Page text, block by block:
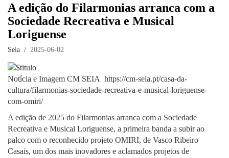
A edição do Filarmonias arranca com a
Sociedade Recreativa e Musical
Loriguense
Seia / 2025-06-02
Notícia e Imagem CM SEIA https://cm-seia.pt/casa-da-
cultura/filarmonias-sociedade-recreativa-e-musical-loriguense-
com-omiri/
A edição de 2025 do Filarmonias arranca com a Sociedade
Recreativa e Musical Loriguense, a primeira banda a subir ao
palco com o reconhecido projeto OMIRI, de Vasco Ribeiro
Casais, um dos mais inovadores e aclamados projetos de